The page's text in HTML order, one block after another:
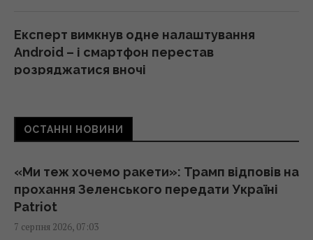
Експерт вимкнув одне налаштування
Android – і смартфон перестав
розряджатися вночі
Червневий оптимізм українців вивітрився,
05:25 п'ятниця, 07 серпня 2026
Удари Росії по кораблях у Чорному морі: у
FP розкрили наслідки
ОСТАННІ НОВИНИ
«Ми теж хочемо ракети»: Трамп відповів на
прохання Зеленського передати Україні
Patriot
7 серпня 2026, 07:03